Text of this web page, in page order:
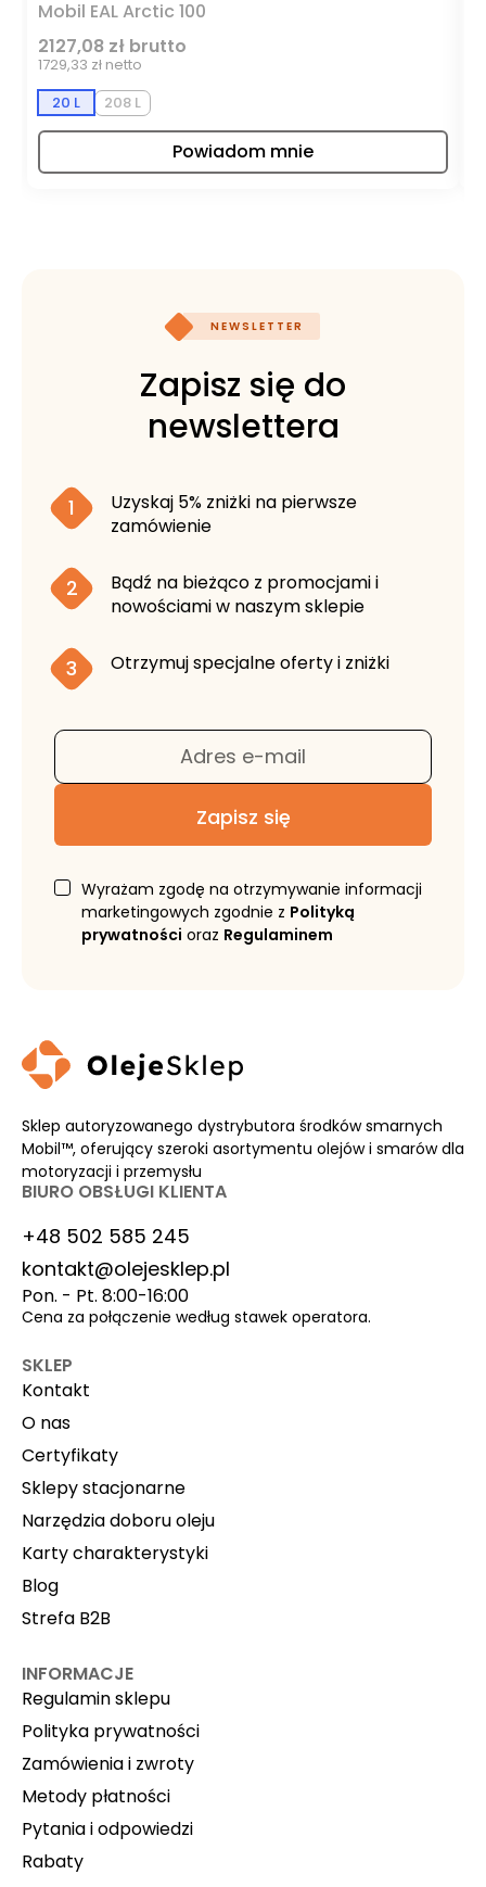
Mobil EAL Arctic 100
2127,08 zł brutto
1729,33 zł netto
20 L
208 L
Powiadom mnie
NEWSLETTER
Zapisz się do
newslettera
1
Uzyskaj 5% zniżki na pierwsze
zamówienie
2
Bądź na bieżąco z promocjami i
nowościami w naszym sklepie
3 Otrzymuj specjalne oferty i zniżki
Adres e-mail
Zapisz się
Wyrażam zgodę na otrzymywanie informacji
marketingowych zgodnie z Polityką
prywatności oraz Regulaminem
Sklep autoryzowanego dystrybutora środków smarnych
Mobil™, oferujący szeroki asortymentu olejów i smarów dla
motoryzacji i przemysłu
BIURO OBSŁUGI KLIENTA
+48 502 585 245
kontakt@olejesklep.pl
Pon. - Pt. 8:00-16:00
Cena za połączenie według stawek operatora.
SKLEP
Kontakt
O nas
Certyfikaty
Sklepy stacjonarne
Narzędzia doboru oleju
Karty charakterystyki
Blog
Strefa B2B
INFORMACJE
Regulamin sklepu
Polityka prywatności
Zamówienia i zwroty
Metody płatności
Pytania i odpowiedzi
Rabaty